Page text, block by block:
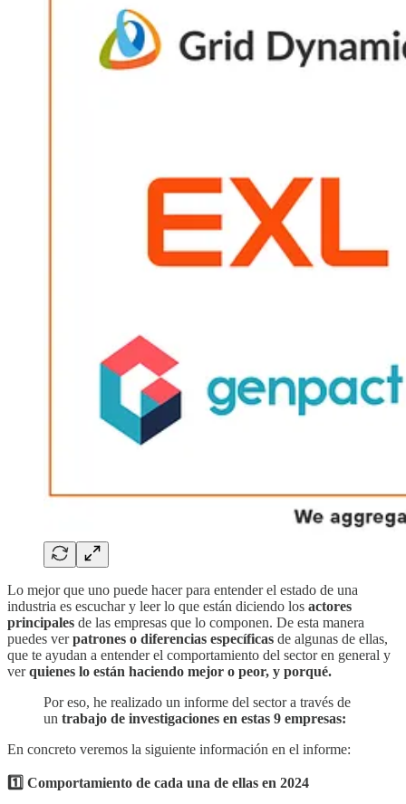
Lo mejor que uno puede hacer para entender el estado de una
industria es escuchar y leer lo que están diciendo los actores
principales de las empresas que lo componen. De esta manera
puedes verpatrones o diferencias específicas de algunas de ellas,
que te ayudan a entender el comportamiento del sector en general y
verquienes lo están haciendo mejor o peor, y porqué.
Por eso, he realizado un informe del sector a través de
un trabajo de investigaciones en estas 9 empresas:
En concreto veremos la siguiente información en el informe:
1️⃣ Comportamiento de cada una de ellas en 2024